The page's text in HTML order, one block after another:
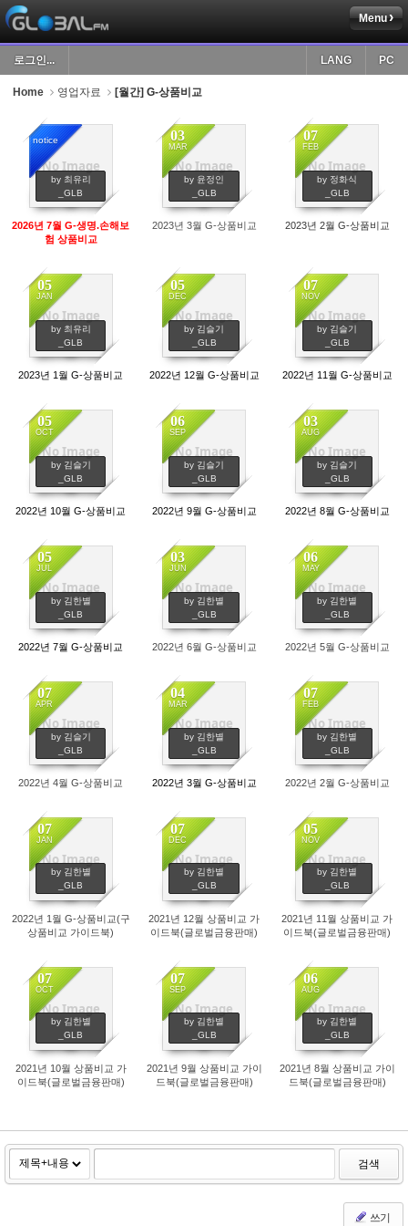
Menu
로그인... PC
LANG
Home 영업자료 [월간] G-상품비교
No Image
notice
by 최유리
_GLB
987
2026년 7월 G-생명.손해보
험 상품비교
No Image
03
MAR
by 윤정인
_GLB
819
2023년 3월 G-상품비교
No Image
07
FEB
by 정화식
_GLB
699
2023년 2월 G-상품비교
No Image
05
JAN
by 최유리
_GLB
804
2023년 1월 G-상품비교
No Image
05
DEC
by 김슬기
_GLB
705
2022년 12월 G-상품비교
No Image
07
NOV
by 김슬기
_GLB
647
2022년 11월 G-상품비교
No Image
05
OCT
by 김슬기
_GLB
697
2022년 10월 G-상품비교
No Image
06
SEP
by 김슬기
_GLB
546
2022년 9월 G-상품비교
No Image
03
AUG
by 김슬기
_GLB
622
2022년 8월 G-상품비교
No Image
05
JUL
by 김한별
_GLB
650
2022년 7월 G-상품비교
No Image
03
JUN
by 김한별
_GLB
687
2022년 6월 G-상품비교
No Image
06
MAY
by 김한별
_GLB
610
2022년 5월 G-상품비교
No Image
07
APR
by 김슬기
_GLB
747
2022년 4월 G-상품비교
No Image
04
MAR
by 김한별
_GLB
711
2022년 3월 G-상품비교
No Image
07
FEB
by 김한별
_GLB
588
2022년 2월 G-상품비교
No Image
07
JAN
by 김한별
_GLB
611
2022년 1월 G-상품비교(구
상품비교 가이드북)
No Image
07
DEC
by 김한별
_GLB
559
2021년 12월 상품비교 가
이드북(글로벌금융판매)
No Image
05
NOV
by 김한별
_GLB
535
2021년 11월 상품비교 가
이드북(글로벌금융판매)
No Image
07
OCT
by 김한별
_GLB
515
2021년 10월 상품비교 가
이드북(글로벌금융판매)
No Image
07
SEP
by 김한별
_GLB
432
2021년 9월 상품비교 가이
드북(글로벌금융판매)
No Image
06
AUG
by 김한별
_GLB
656
2021년 8월 상품비교 가이
드북(글로벌금융판매)
검색
쓰기
Sketchbook5, 스케치북5
Sketchbook5, 스케치북5